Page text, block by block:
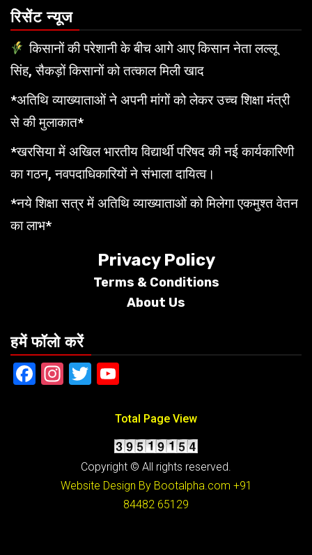
रिसेंट न्यूज
किसानों की परेशानी के बीच आगे आए किसान नेता लल्लू
सिंह, सैकड़ों किसानों को तत्काल मिली खाद
*अतिथि व्याख्याताओं ने अपनी मांगों को लेकर उच्च शिक्षा मंत्री
से की मुलाकात*
*खरसिया में अखिल भारतीय विद्यार्थी परिषद की नई कार्यकारिणी
का गठन, नवपदाधिकारियों ने संभाला दायित्व।
*नये शिक्षा सत्र में अतिथि व्याख्याताओं को मिलेगा एकमुश्त वेतन
का लाभ*
Privacy Policy
Terms & Conditions
About Us
हमें फॉलो करें
Facebook
Instagram
Twitter
Total Page View
Copyright © All rights reserved.
Website Design By Bootalpha.com +91
84482 65129